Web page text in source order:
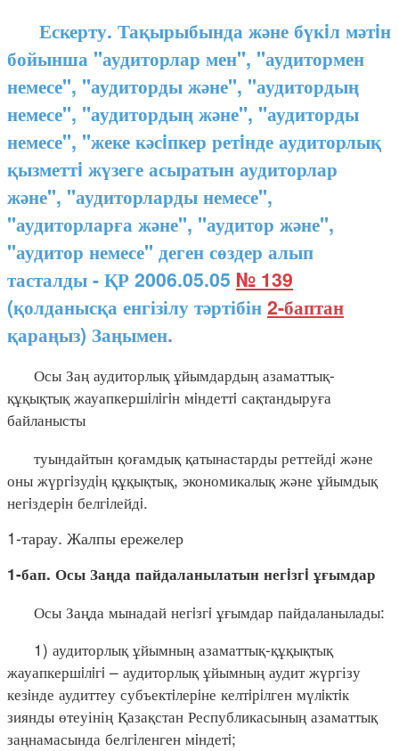
Ескерту. Тақырыбында және бүкiл мәтiн
бойынша "аудиторлар мен", "аудитормен
немесе", "аудиторды және", "аудитордың
немесе", "аудитордың және", "аудиторды
немесе", "жеке кәсiпкер ретiнде аудиторлық
қызметтi жүзеге асыратын аудиторлар
және", "аудиторларды немесе",
"аудиторларға және", "аудитор және",
"аудитор немесе" деген сөздер алып
тасталды - ҚР 2006.05.05 № 139
(қолданысқа енгізілу тәртібін2-баптан
қараңыз) Заңымен.
Осы Заң аудиторлық ұйымдардың азаматтық-
құқықтық жауапкершiлiгiн мiндеттi сақтандыруға
байланысты
туындайтын қоғамдық қатынастарды реттейдi және
оны жүргiзудiң құқықтық, экономикалық және ұйымдық
негiздерiн белгiлейдi.
1-тарау. Жалпы ережелер
1-бап. Осы Заңда пайдаланылатын негiзгi ұғымдар
Осы Заңда мынадай негiзгi ұғымдар пайдаланылады:
1) аудиторлық ұйымның азаматтық-құқықтық
жауапкершiлiгi – аудиторлық ұйымның аудит жүргізу
кезiнде аудиттеу субъектiлерiне келтiрiлген мүлiктiк
зиянды өтеуінің Қазақстан Республикасының азаматтық
заңнамасында белгiленген мiндетi;